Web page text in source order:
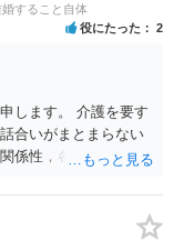
婚すること自体
役にたった 2
します。 介護を要す
合いがまとまらない
係性，各扶養義務者
，叔父，そして離婚
することになりま